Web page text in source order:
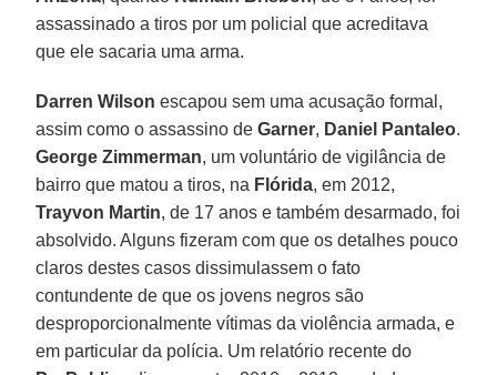
assassinado a tiros por um policial que acreditava
que ele sacaria uma arma.
Darren Wilson escapou sem uma acusação formal,
assim como o assassino deGarner, Daniel Pantaleo.
George Zimmerman, um voluntário de vigilância de
bairro que matou a tiros, na Flórida, em 2012,
Trayvon Martin, de 17 anos e também desarmado, foi
absolvido. Alguns fizeram com que os detalhes pouco
claros destes casos dissimulassem o fato
contundente de que os jovens negros são
desproporcionalmente vítimas da violência armada, e
em particular da polícia. Um relatório recente do